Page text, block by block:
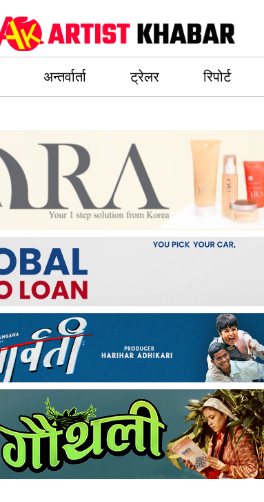
अन्तर्वार्ता ट्रेलर रिपोर्ट